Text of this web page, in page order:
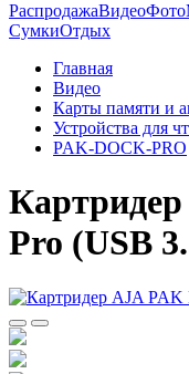
РаспродажаВидеоФото
СумкиОтдых
Главная
Видео
Карты памяти и
Устройства для
PAK-DOCK-PRO
Pro (USB